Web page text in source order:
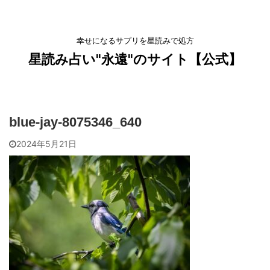
幸せになるサプリを星読みで処方
星読み占い"永遠"のサイト【公式】
blue-jay-8075346_640
2024年5月21日